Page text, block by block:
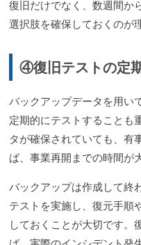
復旧だけでなく、数週間か
選択肢を確保しておくのが
④復旧テストの定
バックアップデータを用い
定期的にテストすることも
タが確保されていても、有
ば、事業再開までの時間が
バックアップは作成して終
テストを実施し、復元手順
しておくことが大切です。